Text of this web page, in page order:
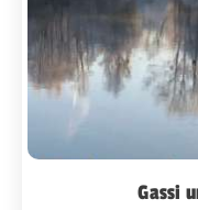
Gassi